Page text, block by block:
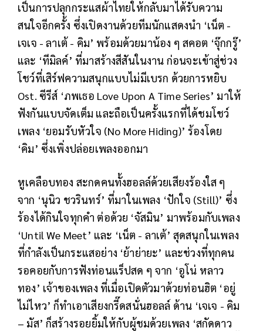
เป็นการปลุกกระแสผ้าไทยให้กลับมาได้รับความ
สนใจอีกครั้ง ซึ่งเปิดงานด้วยทีมนักแสดงนำ ‘เน็ต -
เจเจ - ลาเต้ - คิม’ พร้อมด้วยมาน้อง ๆ สคอต ‘จุ๊กกรู๊’
และ ‘ทีมิลค์’ ที่มาสร้างสีสันในงาน ก่อนจะเข้าสู่ช่วง
โชว์ที่เสิร์ฟความสนุกแบบไม่มีเบรก ด้วยการหยิบ
Ost. ซีรีส์ ‘ภพเธอ Love Upon A Time Series’ มาให้
ฟังกันแบบจัดเต็ม และถือเป็นครั้งแรกที่ได้ชมโชว์
เพลง ‘ยอมรับหัวใจ (No More Hiding)’ ร้องโดย
‘คิม’ ซึ่งเพิ่งปล่อยเพลงออกมา
หูเคลือบทอง สะกดคนทั้งฮอลล์ด้วยเสียงร้องใส ๆ
จาก ‘นุนิว ชวรินทร์’ ที่มาในเพลง ‘ปักใจ (Still)’ ซึ่ง
ร้องได้กินใจทุกคำ ต่อด้วย ‘จัสมิน’ มาพร้อมกับเพลง
‘Until We Meet’ และ ‘เน็ต - ลาเต้’ สุดสนุกในเพลง
ที่กำลังเป็นกระแสอย่าง ‘ย้าย่ายะ’ และช่วงที่ทุกคน
รอคอยกับการฟังท่อนแร็ปสด ๆ จาก ‘อูโน่ หลาว
ทอง’ เจ้าของเพลง ที่เมื่อเปิดตัวมาด้วยท่อนฮิต ‘อยู่
ไม่ไหว’ ก็ทำเอาเสียงกรี๊ดสนั่นฮอลล์ ด้าน ‘เจเจ - คิม
– มัส’ ก็สร้างรอยยิ้มให้กับผู้ชมด้วยเพลง ‘สกัดดาว